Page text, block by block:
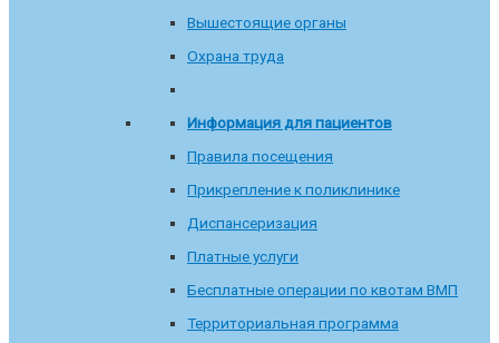
Вышестоящие органы
Охрана труда
Информация для пациентов
Правила посещения
Прикрепление к поликлинике
Диспансеризация
Платные услуги
Бесплатные операции по квотам ВМП
Территориальная программа